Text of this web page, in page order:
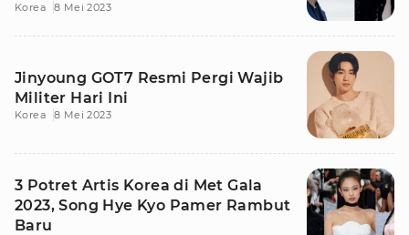
Korea 8 Mei 2023
Jinyoung GOT7 Resmi Pergi Wajib
Militer Hari Ini
Korea 8 Mei 2023
3 Potret Artis Korea di Met Gala
2023, Song Hye Kyo Pamer Rambut
Baru